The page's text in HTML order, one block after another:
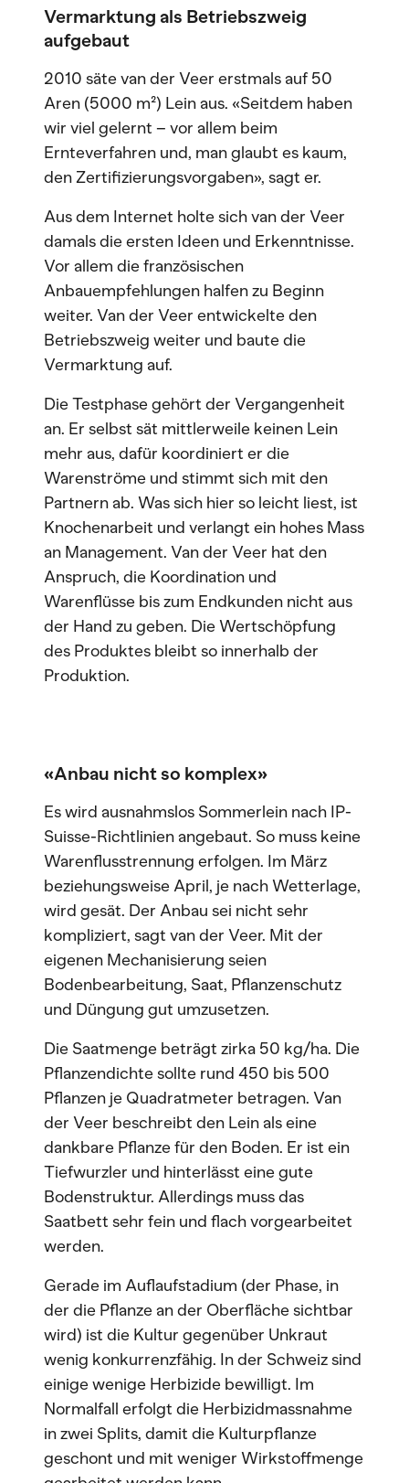
Vermarktung als Betriebszweig
aufgebaut
2010 säte van der Veer erstmals auf 50
Aren (5000 m²) Lein aus. «Seitdem haben
wir viel gelernt – vor allem beim
Ernteverfahren und, man glaubt es kaum,
den Zertifizierungsvorgaben», sagt er.
Aus dem Internet holte sich van der Veer
damals die ersten Ideen und Erkenntnisse.
Vor allem die französischen
Anbauempfehlungen halfen zu Beginn
weiter. Van der Veer entwickelte den
Betriebszweig weiter und baute die
Vermarktung auf.
Die Testphase gehört der Vergangenheit
an. Er selbst sät mittlerweile keinen Lein
mehr aus, dafür koordiniert er die
Warenströme und stimmt sich mit den
Partnern ab. Was sich hier so leicht liest, ist
Knochenarbeit und verlangt ein hohes Mass
an Management. Van der Veer hat den
Anspruch, die Koordination und
Warenflüsse bis zum Endkunden nicht aus
der Hand zu geben. Die Wertschöpfung
des Produktes bleibt so innerhalb der
Produktion.
«Anbau nicht so komplex»
Es wird ausnahmslos Sommerlein nach IP-
Suisse-Richtlinien angebaut. So muss keine
Warenflusstrennung erfolgen. Im März
beziehungsweise April, je nach Wetterlage,
wird gesät. Der Anbau sei nicht sehr
kompliziert, sagt van der Veer. Mit der
eigenen Mechanisierung seien
Bodenbearbeitung, Saat, Pflanzenschutz
und Düngung gut umzusetzen.
Die Saatmenge beträgt zirka 50 kg/ha. Die
Pflanzendichte sollte rund 450 bis 500
Pflanzen je Quadratmeter betragen. Van
der Veer beschreibt den Lein als eine
dankbare Pflanze für den Boden. Er ist ein
Tiefwurzler und hinterlässt eine gute
Bodenstruktur. Allerdings muss das
Saatbett sehr fein und flach vorgearbeitet
werden.
Gerade im Auflaufstadium (der Phase, in
der die Pflanze an der Oberfläche sichtbar
wird) ist die Kultur gegenüber Unkraut
wenig konkurrenzfähig. In der Schweiz sind
einige wenige Herbizide bewilligt. Im
Normalfall erfolgt die Herbizidmassnahme
in zwei Splits, damit die Kulturpflanze
geschont und mit weniger Wirkstoffmenge